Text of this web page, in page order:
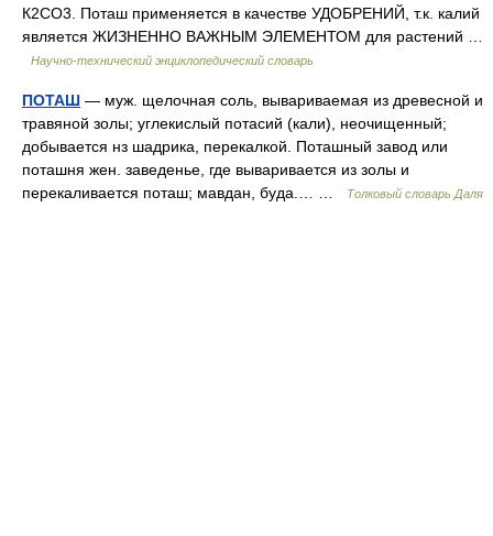
К2СО3. Поташ применяется в качестве УДОБРЕНИЙ, т.к. калий
является ЖИЗНЕННО ВАЖНЫМ ЭЛЕМЕНТОМ для растений …
Научно-технический энциклопедический словарь
ПОТАШ — муж. щелочная соль, вывариваемая из древесной и
травяной золы; углекислый потасий (кали), неочищенный;
добывается нз шадрика, перекалкой. Поташный завод или
поташня жен. заведенье, где вываривается из золы и
перекаливается поташ; мавдан, буда.… …
Толковый словарь Даля